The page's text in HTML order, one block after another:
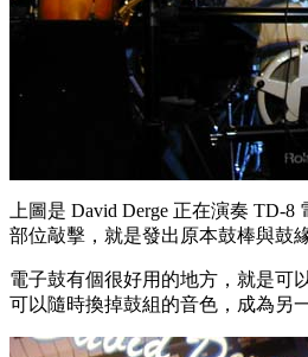
上圖是 David Derge 正在演奏
部位敲擊，就是發出原本鼓棒與鼓
電子鼓有個很好用的地方，就是可
可以隨時換掉鼓組的音色，成為另